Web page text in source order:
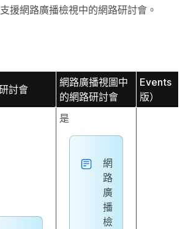
援網路廣播檢視中的網路研討會。
討會
網路廣播視圖中
的網路研討會
Events（
版）
是
網
路
廣
播
檢